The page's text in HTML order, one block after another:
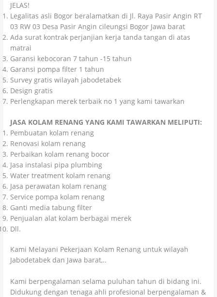
JELAS!
Legalitas asli Bogor beralamatkan di Jl. Raya Pasir Angin RT
03 RW 03 Desa Pasir Angin cileungsi Bogor Jawa barat
Ada surat kontrak perjanjian kerja tanda tangan di atas
matrai
Garansi kebocoran 7 tahun -15 tahun
Garansi pompa filter 1 tahun
Survey gratis wilayah jabodetabek
Design gratis
Perlengkapan merek terbaik no 1 yang kami tawarkan
JASA KOLAM RENANG YANG KAMI TAWARKAN MELIPUTI:
Pembuatan kolam renang
Renovasi kolam renang
Perbaikan kolam renang bocor
Jasa instalasi pipa plumbing
Water treatment kolam renang
Jasa perawatan kolam renang
Service pompa kolam renang
Ganti media tabung filter
Penjualan alat kolam berbagai merek
Dll.
Kami Melayani Pekerjaan Kolam Renang untuk wilayah
Jabodetabek dan Jawa barat,..
Kami berpengalaman selama puluhan tahun di bidang ini.
Didukung dengan tenaga ahli profesional berpengalaman &